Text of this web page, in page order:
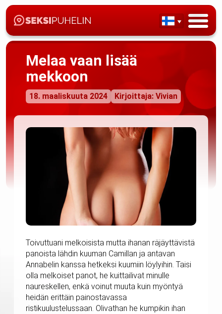
Melaa vaan lisää
mekkoon
18. maaliskuuta 2024 Kirjoittaja: Vivian
Toivuttuani melkoisista mutta ihanan räjäyttävistä
panoista lähdin kuuman Camillan ja antavan
Annabelin kanssa hetkeksi kuumiin löylyihin. Taisi
olla melkoiset panot, he kuittailivat minulle
naureskellen, enkä voinut muuta kuin myöntyä
heidän erittäin painostavassa
ristikuulustelussaan. Olivathan he kumpikin ihan